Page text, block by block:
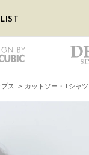
ス > カットソー・Tシャツ